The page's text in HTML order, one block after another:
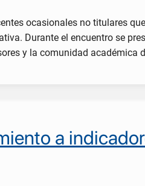
ocasionales no titulares
Durante el encuentro se
y la comunidad académica
a